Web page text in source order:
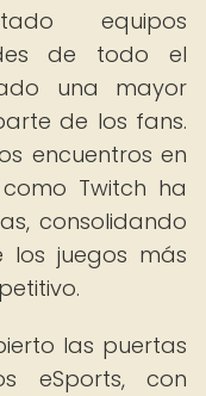
equipos
de todo el
una mayor
de los fans.
encuentros en
Twitch ha
consolidando
juegos más
las puertas
eSports, con